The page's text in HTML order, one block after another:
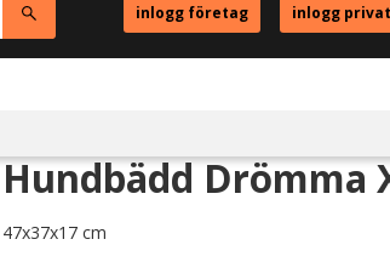
inlogg företag inlogg
Hundbädd Drömma
47x37x17 cm